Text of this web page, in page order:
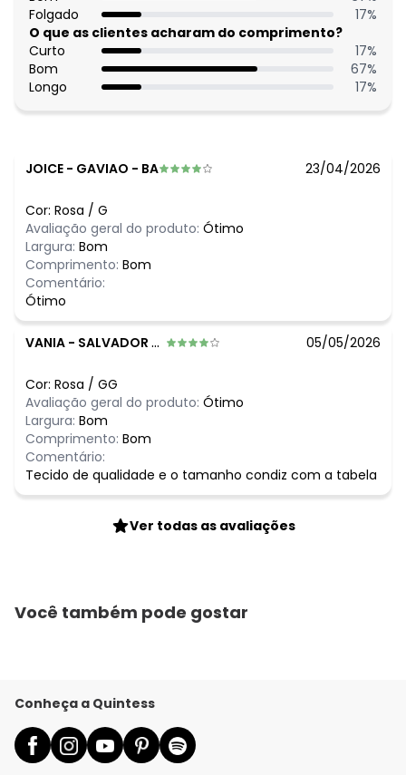
Situação de Uso: Festa
Composição Material: 100% Viscose
Histórico de preços
O preço apresentado abaixo é o menor oferecido em
algum dia do mês, para o menor tamanho disponível.
junho/2026 N/D*
abril/2026
março/2026
fevereiro/2026
Folgado
17%
O que as clientes acharam do comprimento?
Curto
17%
Bom
67%
Longo
17%
JOICE - GAVIAO - BA 23/04/2026
Cor: Rosa / G
Avaliação geral do produto: Ótimo
Largura: Bom
Comprimento: Bom
Comentário:
Ótimo
VANIA - SALVADOR - BA 05/05/2026
Cor: Rosa / GG
Avaliação geral do produto: Ótimo
Largura: Bom
Comprimento: Bom
Comentário:
Tecido de qualidade e o tamanho condiz com a tabela
Ver todas as avaliações
Você também pode gostar
Conheça a Quintess